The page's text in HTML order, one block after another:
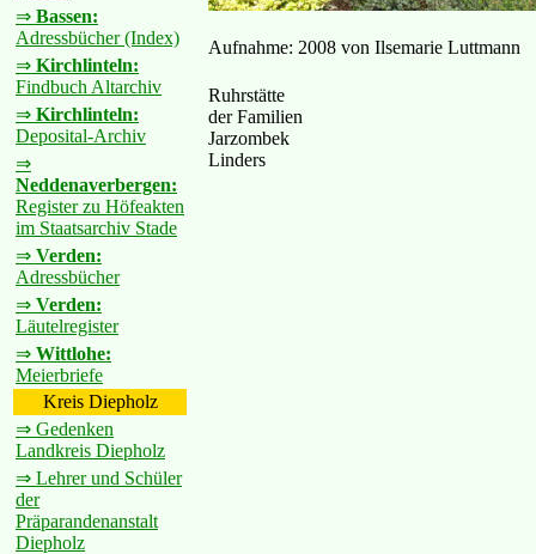
⇒ Bassen:
Adressbücher (Index)
⇒ Kirchlinteln:
Findbuch Altarchiv
⇒ Kirchlinteln:
Deposital-Archiv
⇒
Neddenaverbergen:
Register zu Höfeakten
im Staatsarchiv Stade
⇒ Verden:
Adressbücher
⇒ Verden:
Läutelregister
⇒ Wittlohe:
Meierbriefe
Kreis Diepholz
⇒ Gedenken
Landkreis Diepholz
⇒ Lehrer und Schüler
der
Präparandenanstalt
Diepholz
Aufnahme: 2008 von Ilsemarie Luttmann
Ruhrstätte
der Familien
Jarzombek
Linders